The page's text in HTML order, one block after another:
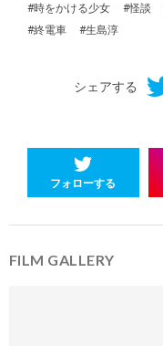
フォローする
#時をかける少女
#怪談
#終電車
#生島淳
シェアする
FILM GALLERY